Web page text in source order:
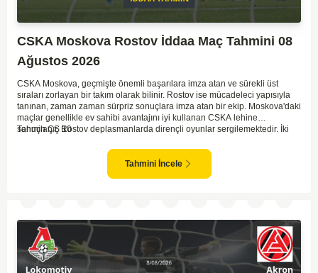
CSKA Moskova Rostov İddaa Maç Tahmini 08
Ağustos 2026
CSKA Moskova, geçmişte önemli başarılara imza atan ve sürekli üst
sıraları zorlayan bir takım olarak bilinir. Rostov ise mücadeleci yapısıyla
tanınan, zaman zaman sürpriz sonuçlara imza atan bir ekip. Moskova'daki
maçlar genellikle ev sahibi avantajını iyi kullanan CSKA lehine
sonuçlanır. Rostov deplasmanlarda dirençli oyunlar sergilemektedir. İki
göstermektedir. CSKA'nın evinde oynayacak olması ve genel istatistikler
göz önüne alındığında, CSKA'nın sahasında kolay kolay puan
kaybetmeyeceğini söyleyebiliriz.
Tahmin ÇŞ 10
Tahmini İncele